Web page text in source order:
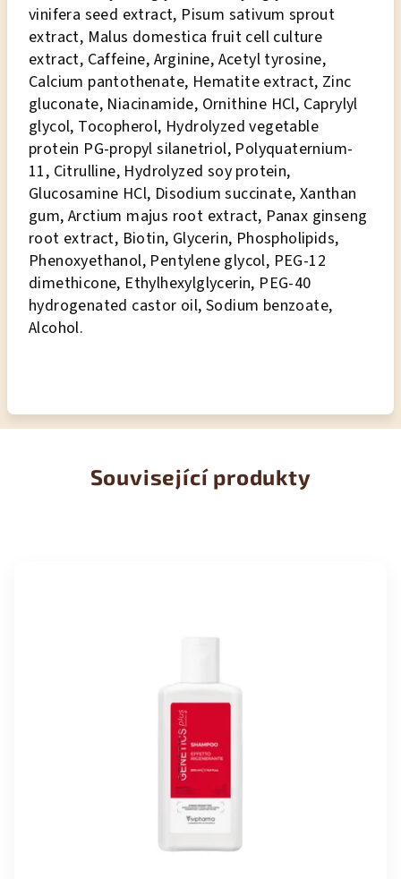
vinifera seed extract, Pisum sativum sprout
extract, Malus domestica fruit cell culture
extract, Caffeine, Arginine, Acetyl tyrosine,
Calcium pantothenate, Hematite extract, Zinc
gluconate, Niacinamide, Ornithine HCl, Caprylyl
glycol, Tocopherol, Hydrolyzed vegetable
protein PG-propyl silanetriol, Polyquaternium-
11, Citrulline, Hydrolyzed soy protein,
Glucosamine HCl, Disodium succinate, Xanthan
gum, Arctium majus root extract, Panax ginseng
root extract, Biotin, Glycerin, Phospholipids,
Phenoxyethanol, Pentylene glycol, PEG-12
dimethicone, Ethylhexylglycerin, PEG-40
hydrogenated castor oil, Sodium benzoate,
Alcohol.
Související produkty